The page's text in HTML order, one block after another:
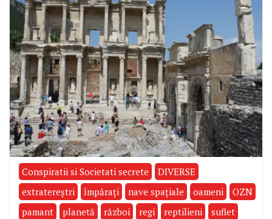
Conspiratii si Societati secrete
DIVERSE
extratereştri
împăraţi nave spaţiale oameni
OZN
pamant
planetă război regi reptilieni
suflet